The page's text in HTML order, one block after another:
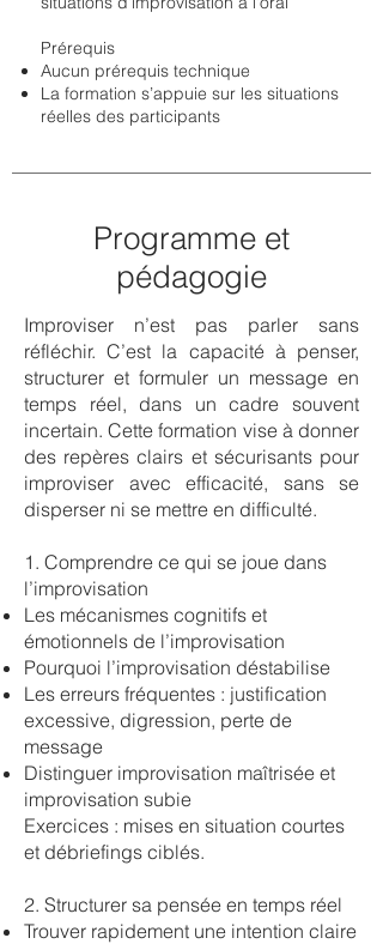
Prérequis
Aucun prérequis technique
La formation s’appuie sur les situations
réelles des participants
Programme et
pédagogie
Improviser n’est pas parler sans
réfléchir. C’est la capacité à penser,
structurer et formuler un message en
temps réel, dans un cadre souvent
incertain. Cette formation vise à donner
des repères clairs et sécurisants pour
improviser avec efficacité, sans se
disperser ni se mettre en difficulté.
1. Comprendre ce qui se joue dans
l’improvisation
Les mécanismes cognitifs et
émotionnels de l’improvisation
Pourquoi l’improvisation déstabilise
Les erreurs fréquentes : justification
excessive, digression, perte de
message
Distinguer improvisation maîtrisée et
improvisation subie
Exercices : mises en situation courtes
et débriefings ciblés.
2. Structurer sa pensée en temps réel
Trouver rapidement une intention claire